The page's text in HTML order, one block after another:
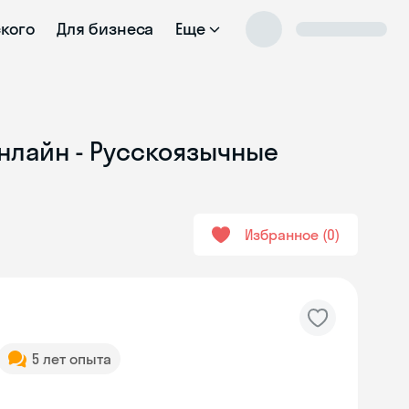
Для бизнеса Еще
- Русскоязычные
Избранное 0
5 лет опыта